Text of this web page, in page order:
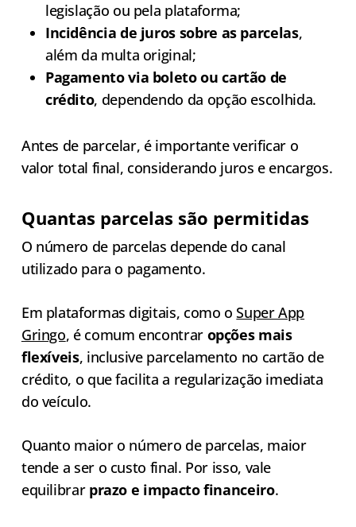
legislação ou pela plataforma;
Incidência de juros sobre as parcelas,
além da multa original;
Pagamento via boleto ou cartão de
crédito, dependendo da opção escolhida.
Antes de parcelar, é importante verificar o
valor total final, considerando juros e encargos.
Quantas parcelas são permitidas
O número de parcelas depende do canal
utilizado para o pagamento.
Em plataformas digitais, como oSuper App
Gringo, é comum encontrar opções mais
flexíveis, inclusive parcelamento no cartão de
crédito, o que facilita a regularização imediata
do veículo.
Quanto maior o número de parcelas, maior
tende a ser o custo final. Por isso, vale
equilibrar prazo e impacto financeiro.